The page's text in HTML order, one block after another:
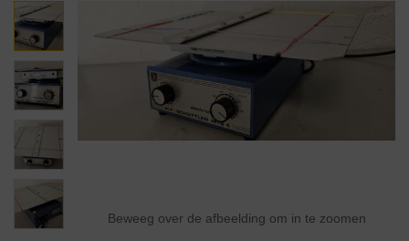
Beweeg over de afbeelding om in te zoomen